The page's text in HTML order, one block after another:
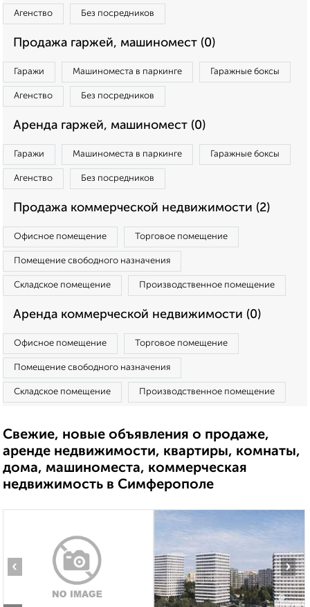
Агенство Без посредников
Продажа гаржей, машиномест (0)
Гаражи Машиноместа в паркинге Гаражные боксы
Агенство Без посредников
Аренда гаржей, машиномест (0)
Гаражи Машиноместа в паркинге Гаражные боксы
Агенство Без посредников
Продажа коммерческой недвижимости (2)
Офисное помещение Торговое помещение
Помещение свободного назначения
Складское помещение Производственное помещение
Аренда коммерческой недвижимости (0)
Офисное помещение Торговое помещение
Помещение свободного назначения
Складское помещение Производственное помещение
Свежие, новые объявления о продаже,
аренде недвижимости, квартиры, комнаты,
дома, машиноместа, коммерческая
недвижимость в Симферополе
‹ ›